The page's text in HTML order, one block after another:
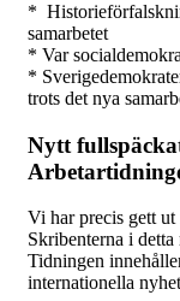
*
samarbetet
* Var
*
trots det nya
Nytt
Vi har precis gett
Skribenterna i
Tidningen
internationella